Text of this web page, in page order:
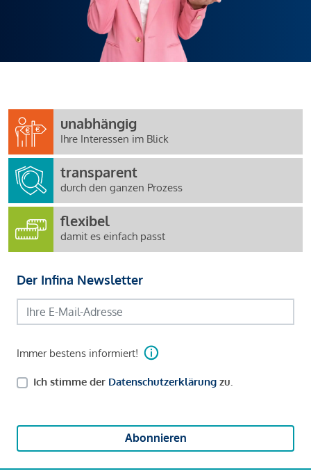
unabhängig
Ihre Interessen im Blick
transparent
durch den ganzen Prozess
flexibel
damit es einfach passt
Der Infina Newsletter
Immer bestens informiert!
Ich stimme der Datenschutzerklärung zu.
Abonnieren